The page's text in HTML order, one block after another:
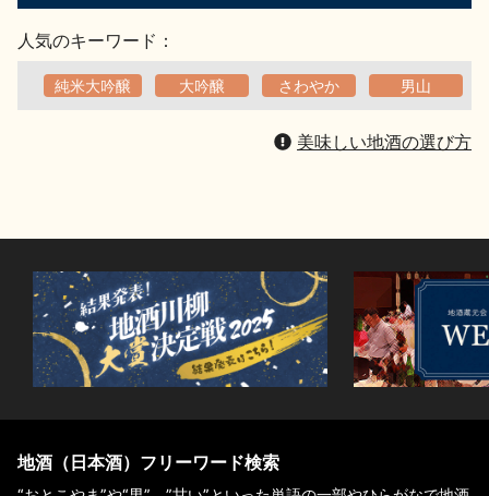
人気のキーワード：
純米大吟醸 大吟醸 さわやか 男山
美味しい地酒の選び方
地酒（日本酒）フリーワード検索